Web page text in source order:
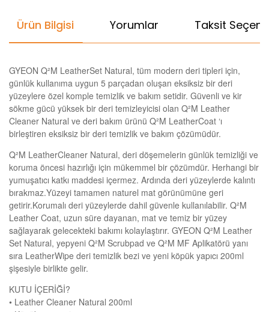
Ürün Bilgisi Yorumlar Taksit
GYEON Q²M LeatherSet Natural, tüm modern deri tipleri için,
günlük kullanıma uygun 5 parçadan oluşan eksiksiz bir deri
yüzeylere özel komple temizlik ve bakım setidir. Güvenli ve kir
sökme gücü yüksek bir deri temizleyicisi olan Q²M Leather
Cleaner Natural ve deri bakım ürünü Q²M LeatherCoat ‘ı
birleştiren eksiksiz bir deri temizlik ve bakım çözümüdür.
Q²M LeatherCleaner Natural, deri döşemelerin günlük temizliği ve
koruma öncesi hazırlığı için mükemmel bir çözümdür. Herhangi bir
yumuşatıcı katkı maddesi içermez. Ardında deri yüzeylerde kalıntı
bırakmaz.Yüzeyi tamamen naturel mat görünümüne geri
getirir.Korumalı deri yüzeylerde dahil güvenle kullanılabilir. Q²M
Leather Coat, uzun süre dayanan, mat ve temiz bir yüzey
sağlayarak gelecekteki bakımı kolaylaştırır. GYEON Q²M Leather
Set Natural, yepyeni Q²M Scrubpad ve Q²M MF Aplikatörü yanı
sıra LeatherWipe deri temizlik bezi ve yeni köpük yapıcı 200ml
şişesiyle birlikte gelir.
KUTU İÇERİĞİ?
• Leather Cleaner Natural 200ml